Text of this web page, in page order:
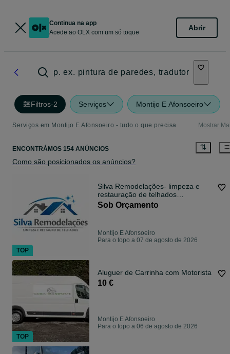
Continua na app
Acede ao OLX com um só toque
Abrir
p. ex. pintura de paredes, tradutor
Filtros·2 Serviços Montijo E Afonsoeiro
Serviços em Montijo E Afonsoeiro - tudo o que precisa Mostrar
ENCONTRÁMOS 154 ANÚNCIOS
Como são posicionados os anúncios?
Silva Remodelações- limpeza e
restauração de telhados
910936492
Sob Orçamento
Montijo E Afonsoeiro
Para o topo a 07 de agosto de 2026
Aluguer de Carrinha com Motorista
10 €
Montijo E Afonsoeiro
Para o topo a 06 de agosto de 2026
TOP
TOP